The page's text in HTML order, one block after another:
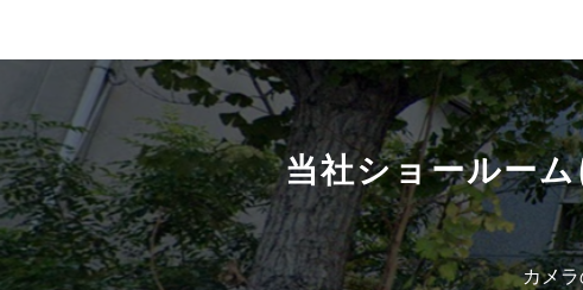
当社ショールー
カメラ